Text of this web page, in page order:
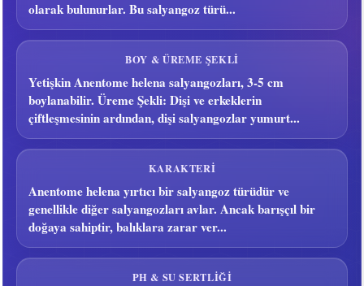
olarak bulunurlar. Bu salyangoz türü...
BOY & ÜREME ŞEKLI
Yetişkin Anentome helena salyangozları, 3-5 cm
boylanabilir. Üreme Şekli: Dişi ve erkeklerin
çiftleşmesinin ardından, dişi salyangozlar yumurt...
KARAKTERI
Anentome helena yırtıcı bir salyangoz türüdür ve
genellikle diğer salyangozları avlar. Ancak barışçıl bir
doğaya sahiptir, balıklara zarar ver...
PH & SU SERTLIĞI